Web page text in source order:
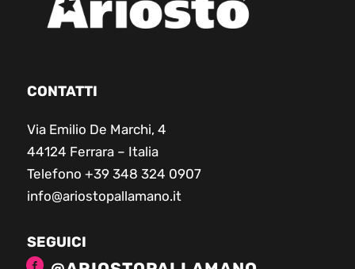
CONTATTI
Via Emilio De Marchi, 4
44124 Ferrara – Italia
Telefono +39 348 324 0907
info@ariostopallamano.it
SEGUICI